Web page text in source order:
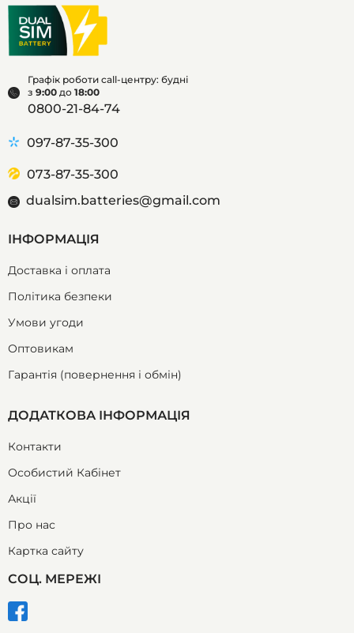
Графік роботи call-центру: будні
з 9:00 до 18:00
0800-21-84-74
097-87-35-300
073-87-35-300
dualsim.batteries@gmail.com
ІНФОРМАЦІЯ
Доставка і оплата
Політика безпеки
Умови угоди
Оптовикам
Гарантія (повернення і обмін)
ДОДАТКОВА ІНФОРМАЦІЯ
Контакти
Особистий Кабінет
Акції
Про нас
Картка сайту
СОЦ. МЕРЕЖІ